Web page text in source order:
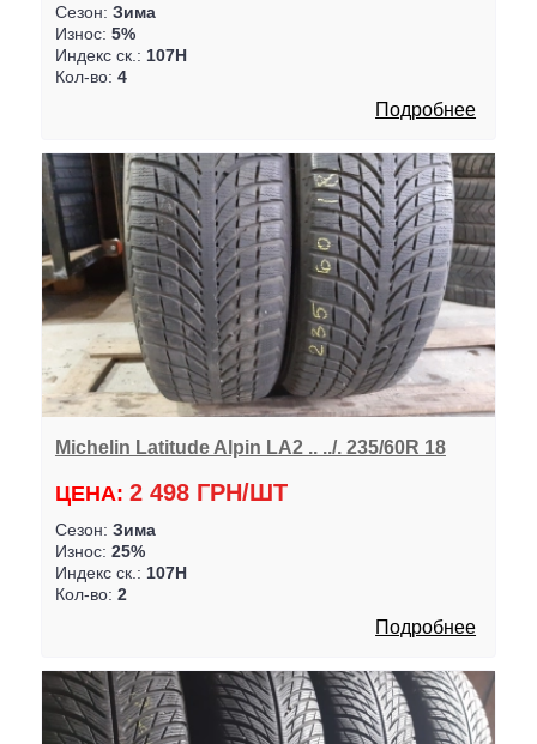
Сезон: Зима
Износ: 5%
Индекс ск.: 107H
Кол-во: 4
Подробнее
Michelin Latitude Alpin LA2 .. ../. 235/60R 18
ЦЕНА: 2 498 ГРН/ШТ
Сезон: Зима
Износ: 25%
Индекс ск.: 107H
Кол-во: 2
Подробнее